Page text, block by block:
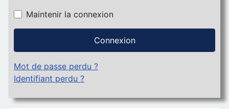
Maintenir la connexion
Connexion
Mot de passe perdu ?
Identifiant perdu ?